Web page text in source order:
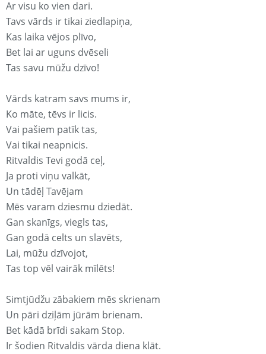
Ar visu ko vien dari.
Tavs vārds ir tikai ziedlapiņa,
Kas laika vējos plīvo,
Bet lai ar uguns dvēseli
Tas savu mūžu dzīvo!
Vārds katram savs mums ir,
Ko māte, tēvs ir licis.
Vai pašiem patīk tas,
Vai tikai neapnicis.
Ritvaldis Tevi godā ceļ,
Ja proti viņu valkāt,
Un tādēļ Tavējam
Mēs varam dziesmu dziedāt.
Gan skanīgs, viegls tas,
Gan godā celts un slavēts,
Lai, mūžu dzīvojot,
Tas top vēl vairāk mīlēts!
Simtjūdžu zābakiem mēs skrienam
Un pāri dziļām jūrām brienam.
Bet kādā brīdi sakam Stop.
Ir šodien Ritvaldis vārda diena klāt.